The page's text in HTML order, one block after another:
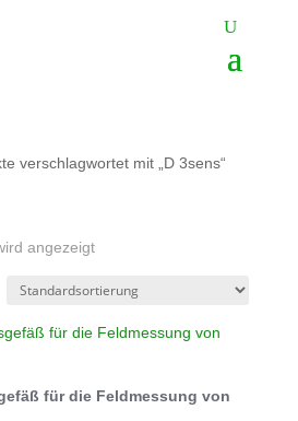
verschlagwortet mit „D 3sens“
angezeigt
für die Feldmessung von